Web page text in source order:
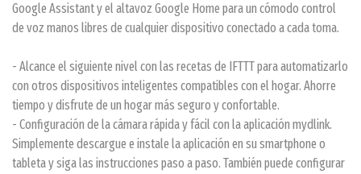
Google Assistant y el altavoz Google Home para un cómodo control
de voz manos libres de cualquier dispositivo conectado a cada toma.
- Alcance el siguiente nivel con las recetas de IFTTT para automatizarlo
con otros dispositivos inteligentes compatibles con el hogar. Ahorre
tiempo y disfrute de un hogar más seguro y confortable.
- Configuración de la cámara rápida y fácil con la aplicación mydlink.
Simplemente descargue e instale la aplicación en su smartphone o
tableta y siga las instrucciones paso a paso. También puede configurar